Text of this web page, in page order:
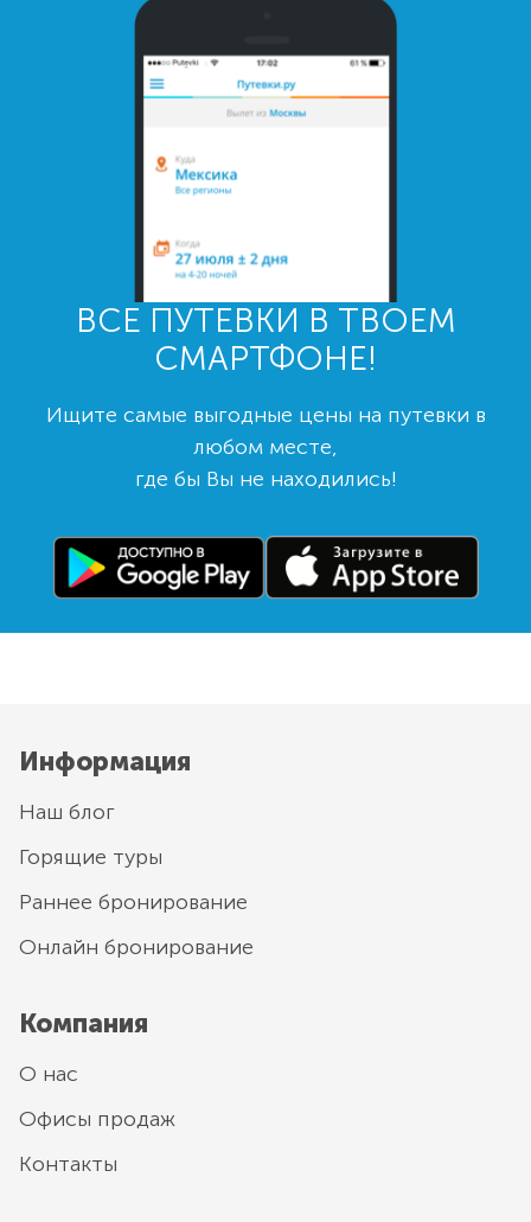
ВСЕ ПУТЕВКИ В ТВОЕМ
СМАРТФОНЕ!
Ищите самые выгодные цены на путевки в
любом месте,
где бы Вы не находились!
Информация
Наш блог
Горящие туры
Раннее бронирование
Онлайн бронирование
Компания
О нас
Офисы продаж
Контакты